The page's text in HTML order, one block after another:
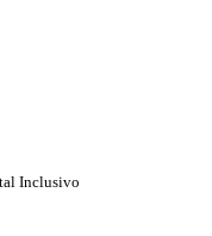
Inclusivo